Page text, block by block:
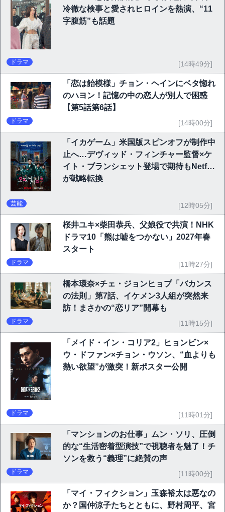
冷徹な検事と愛されヒロインを熱演、“11
字腹筋”も話題
ドラマ [14時49分]
「恋は飴模様」チョン・ヘインにベタ惚れ
のハヨン！記憶の中の恋人が別人で困惑
【第5話第6話】
ドラマ [14時00分]
「イカゲーム」米国版スピンオフが制作中
止へ…デヴィッド・フィンチャー監督×ケ
イト・ブランシェット登場で期待もNetflix
が戦略転換
芸能 [12時05分]
桜井ユキ×柴田恭兵、父娘役で共演！NHK
ドラマ10「熊は嘘をつかない」2027年春
スタート
ドラマ [11時27分]
橋本環奈×チェ・ジョンヒョプ「バカンス
の法則」第7話、イケメン3人組が突然来
訪！まさかの“恋リア”開幕も
ドラマ [11時15分]
「メイド・イン・コリア2」ヒョンビン×
ウ・ドファン×チョン・ウソン、“血よりも
熱い欲望”が激突！新ポスター公開
ドラマ [11時01分]
「マンションのお仕事」ムン・ソリ、圧倒
的な“生活密着型演技”で視聴者を魅了！チ
ソンを救う“義理”に絶賛の声
ドラマ [11時00分]
「マイ・フィクション」玉森裕太は悪なの
か？国仲涼子たちとともに、野村周平、宮